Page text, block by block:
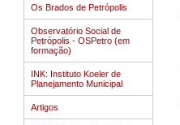
Os Brados de Petrópolis
Observatório Social de
Petrópolis - OSPetro (em
formação)
INK: Instituto Koeler de
Planejamento Municipal
Artigos